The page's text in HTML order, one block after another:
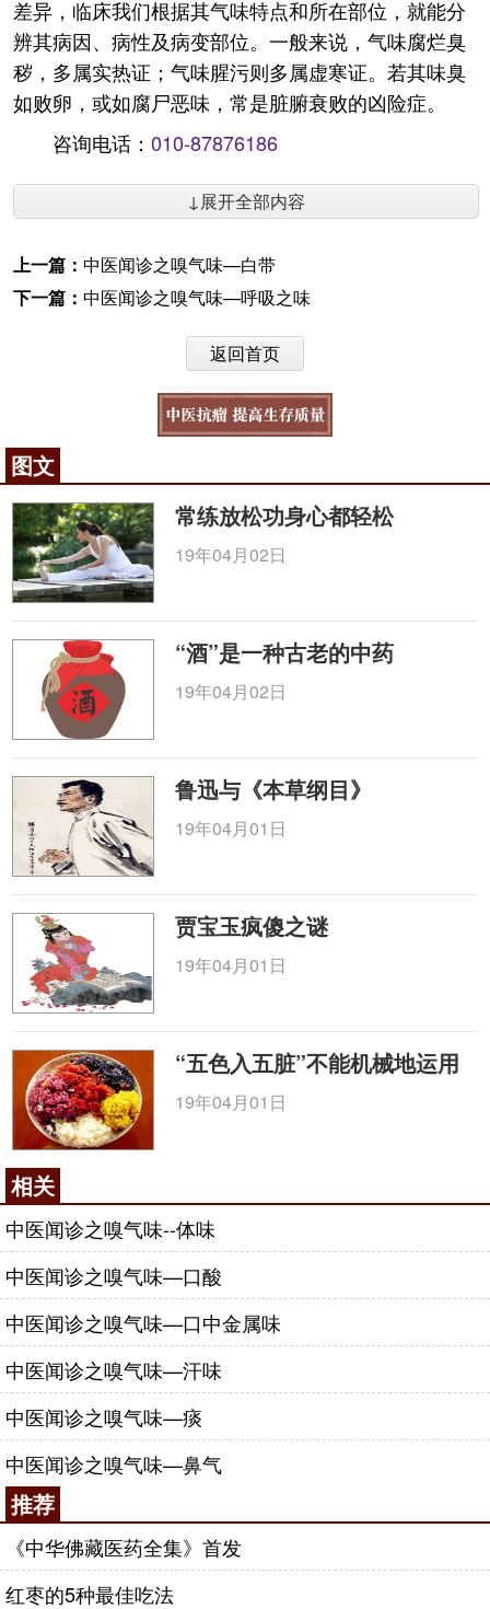
差异，临床我们根据其气味特点和所在部位，就能分
辨其病因、病性及病变部位。一般来说，气味腐烂臭
秽，多属实热证；气味腥污则多属虚寒证。若其味臭
如败卵，或如腐尸恶味，常是脏腑衰败的凶险症。
咨询电话： 010-87876186
↓展开全部内容
上一篇： 中医闻诊之嗅气味—白带
下一篇： 中医闻诊之嗅气味—呼吸之味
返回首页
图文
常练放松功身心都轻松
19年04月02日
“酒”是一种古老的中药
19年04月02日
鲁迅与《本草纲目》
19年04月01日
贾宝玉疯傻之谜
19年04月01日
“五色入五脏”不能机械地运用
19年04月01日
相关
中医闻诊之嗅气味--体味
中医闻诊之嗅气味—口酸
中医闻诊之嗅气味—口中金属味
中医闻诊之嗅气味—汗味
中医闻诊之嗅气味—痰
中医闻诊之嗅气味—鼻气
推荐
《中华佛藏医药全集》首发
红枣的5种最佳吃法